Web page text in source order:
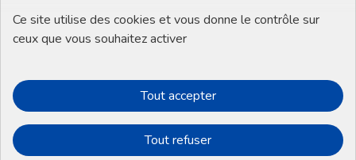
Marseille
Télécharger les fichiers Open Data
Plateforme de participation de la Ville
Plateforme de participation de la
Plateforme de participation
Plateforme de
Ce site utilise des cookies et vous donne le contrôle sur
ceux que vous souhaitez activer
Tout accepter
Tout refuser